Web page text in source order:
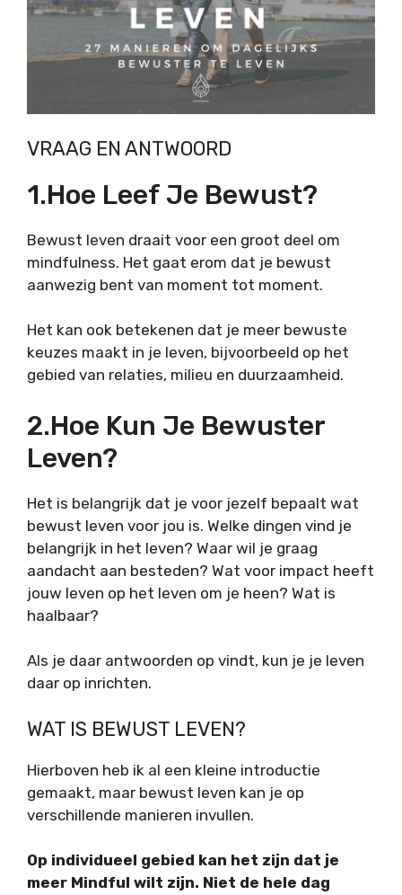
VRAAG EN ANTWOORD
1.Hoe Leef Je Bewust?
Bewust leven draait voor een groot deel om
mindfulness. Het gaat erom dat je bewust
aanwezig bent van moment tot moment.
Het kan ook betekenen dat je meer bewuste
keuzes maakt in je leven, bijvoorbeeld op het
gebied van relaties, milieu en duurzaamheid.
2.Hoe Kun Je Bewuster
Leven?
Het is belangrijk dat je voor jezelf bepaalt wat
bewust leven voor jou is. Welke dingen vind je
belangrijk in het leven? Waar wil je graag
aandacht aan besteden? Wat voor impact heeft
jouw leven op het leven om je heen? Wat is
haalbaar?
Als je daar antwoorden op vindt, kun je je leven
daar op inrichten.
WAT IS BEWUST LEVEN?
Hierboven heb ik al een kleine introductie
gemaakt, maar bewust leven kan je op
verschillende manieren invullen.
Op individueel gebied kan het zijn dat je
meer Mindful wilt zijn. Niet de hele dag